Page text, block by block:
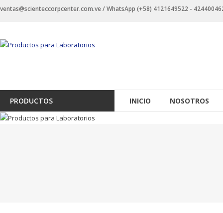
Saltar
ventas@scienteccorpcenter.com.ve / WhatsApp (+58) 4121649522 -
Productos
Investigación,
Industriales
y
PRODUCTOS INICIO NOSOTROS